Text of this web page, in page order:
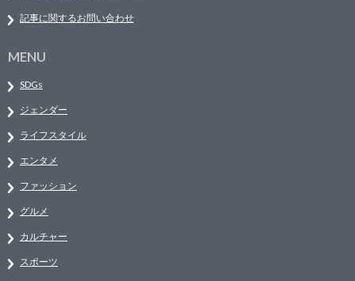
記事に関するお問い合わせ
MENU
SDGs
ジェンダー
ライフスタイル
エンタメ
ファッション
グルメ
カルチャー
スポーツ